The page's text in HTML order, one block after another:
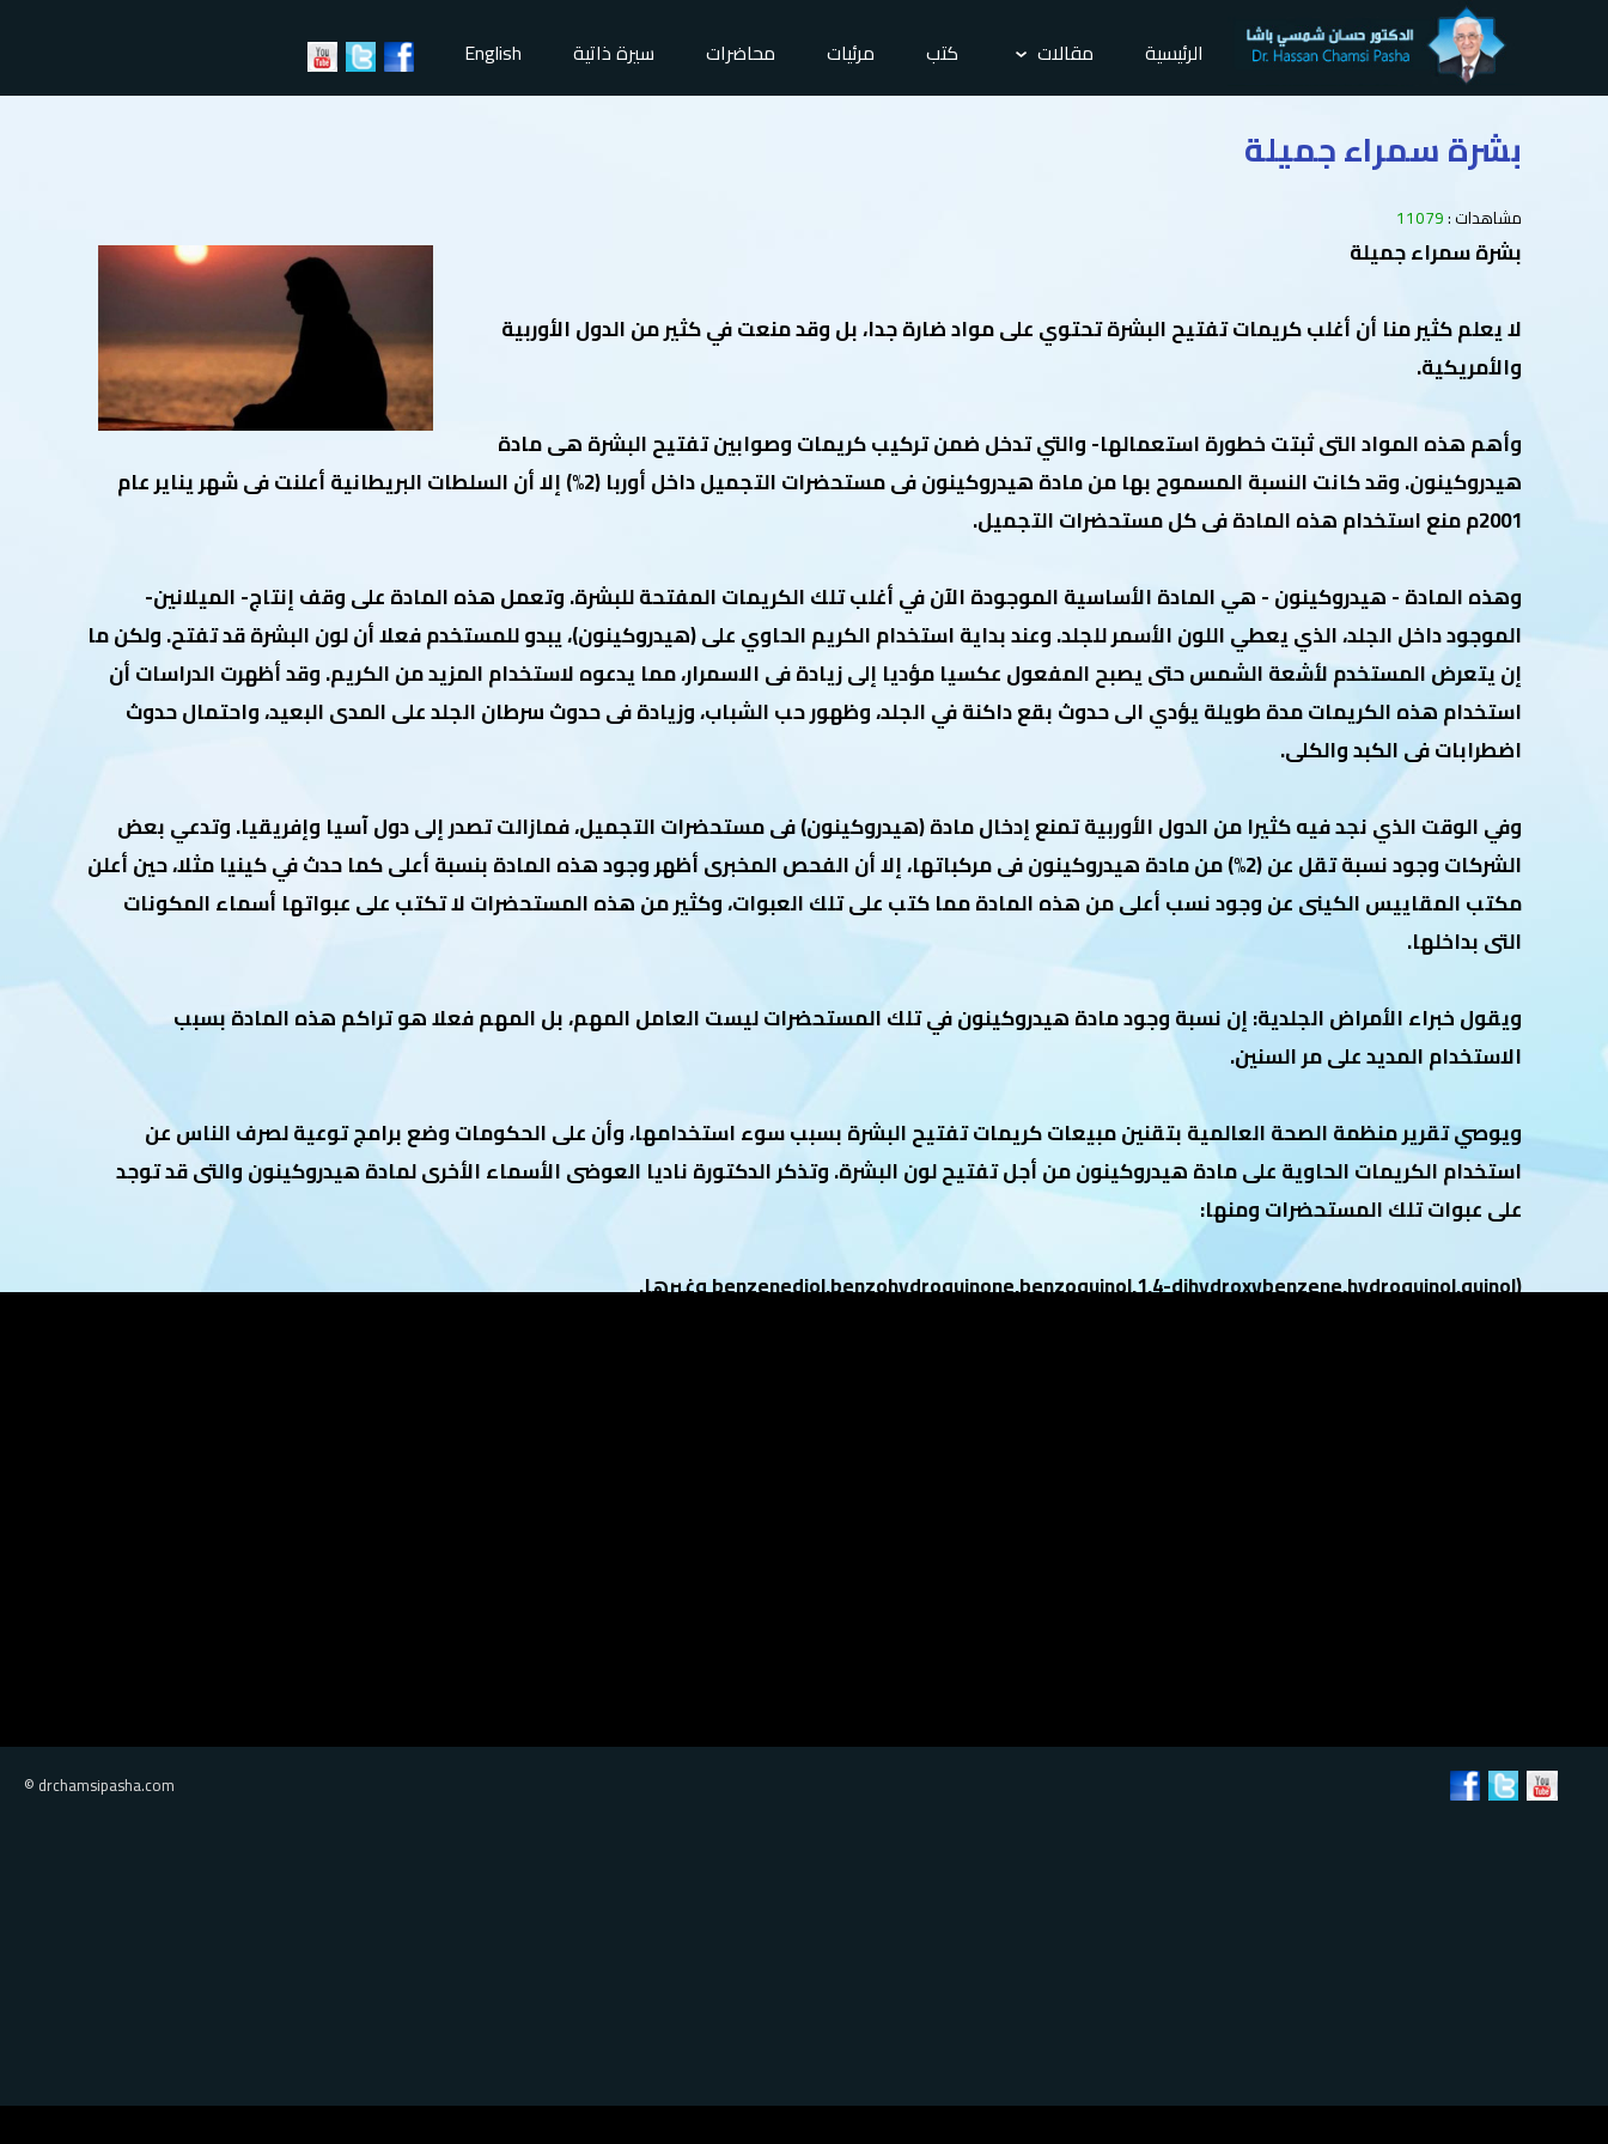
الرئيسية مقالات كتب مرئيات محاضرات سيرة ذاتية English
بشرة سمراء جميلة
مشاهدات :11079
بشرة سمراء جميلة
لا يعلم كثير منا أن أغلب كريمات تفتيح البشرة تحتوي على مواد ضارة جدا، بل وقد منعت في كثير من الدول الأوربية
والأمريكية.
وأهم هذه المواد التى ثبتت خطورة استعمالها- والتي تدخل ضمن تركيب كريمات وصوابين تفتيح البشرة هى مادة
هيدروكينون. وقد كانت النسبة المسموح بها من مادة هيدروكينون فى مستحضرات التجميل داخل أوربا (2%) إلا أن السلطات البريطانية أعلنت فى شهر يناير عام
2001م منع استخدام هذه المادة فى كل مستحضرات التجميل.
وهذه المادة - هيدروكينون - هي المادة الأساسية الموجودة الآن في أغلب تلك الكريمات المفتحة للبشرة. وتعمل هذه المادة على وقف إنتاج- الميلانين-
الموجود داخل الجلد، الذي يعطي اللون الأسمر للجلد. وعند بداية استخدام الكريم الحاوي على (هيدروكينون)، يبدو للمستخدم فعلا أن لون البشرة قد تفتح. ولكن ما
إن يتعرض المستخدم لأشعة الشمس حتى يصبح المفعول عكسيا مؤديا إلى زيادة فى الاسمرار، مما يدعوه لاستخدام المزيد من الكريم. وقد أظهرت الدراسات أن
استخدام هذه الكريمات مدة طويلة يؤدي الى حدوث بقع داكنة في الجلد، وظهور حب الشباب، وزيادة فى حدوث سرطان الجلد على المدى البعيد، واحتمال حدوث
اضطرابات فى الكبد والكلى.
وفي الوقت الذي نجد فيه كثيرا من الدول الأوربية تمنع إدخال مادة (هيدروكينون) فى مستحضرات التجميل، فمازالت تصدر إلى دول آسيا وإفريقيا. وتدعي بعض
الشركات وجود نسبة تقل عن (2%) من مادة هيدروكينون فى مركباتها، إلا أن الفحص المخبرى أظهر وجود هذه المادة بنسبة أعلى كما حدث في كينيا مثلا، حين أعلن
مكتب المقاييس الكينى عن وجود نسب أعلى من هذه المادة مما كتب على تلك العبوات، وكثير من هذه المستحضرات لا تكتب على عبواتها أسماء المكونات
التى بداخلها.
ويقول خبراء الأمراض الجلدية: إن نسبة وجود مادة هيدروكينون في تلك المستحضرات ليست العامل المهم، بل المهم فعلا هو تراكم هذه المادة بسبب
الاستخدام المديد على مر السنين.
ويوصي تقرير منظمة الصحة العالمية بتقنين مبيعات كريمات تفتيح البشرة بسبب سوء استخدامها، وأن على الحكومات وضع برامج توعية لصرف الناس عن
استخدام الكريمات الحاوية على مادة هيدروكينون من أجل تفتيح لون البشرة. وتذكر الدكتورة ناديا العوضى الأسماء الأخرى لمادة هيدروكينون والتى قد توجد
على عبوات تلك المستحضرات ومنها:
(benzenediol,benzohydroquinone,benzoquinol,1,4-dihydroxybenzene,hydroquinol,quinol وغيرها.
© drchamsipasha.com